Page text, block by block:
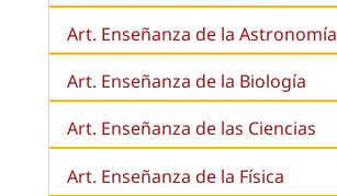
Art. Enseñanza de la Astronomía
Art. Enseñanza de la Biología
Art. Enseñanza de las Ciencias
Art. Enseñanza de la Física